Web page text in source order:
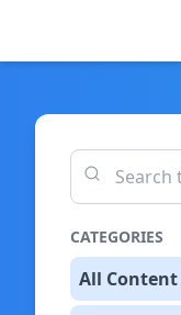
CATEGORIES
All Content